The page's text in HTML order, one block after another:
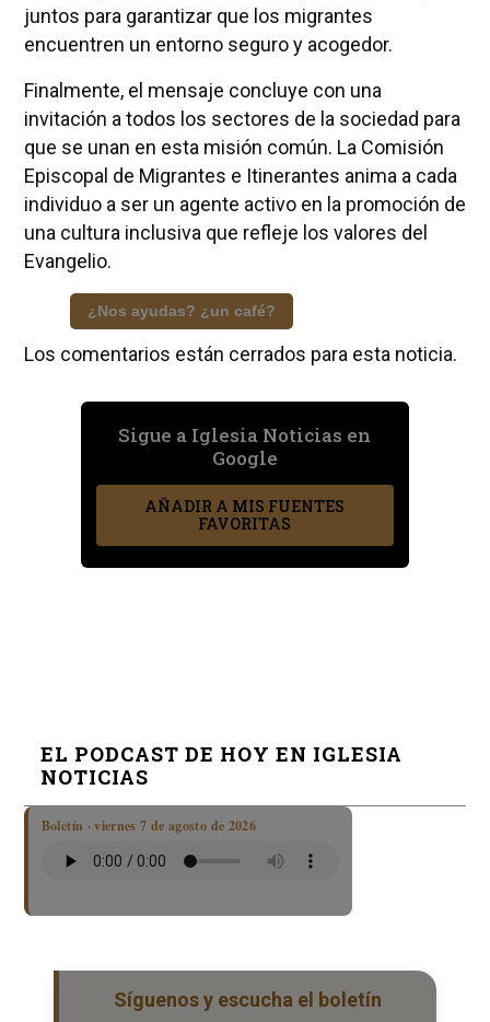
juntos para garantizar que los migrantes
encuentren un entorno seguro y acogedor.
Finalmente, el mensaje concluye con una
invitación a todos los sectores de la sociedad para
que se unan en esta misión común. La Comisión
Episcopal de Migrantes e Itinerantes anima a cada
individuo a ser un agente activo en la promoción de
una cultura inclusiva que refleje los valores del
Evangelio.
¿Nos ayudas? ¿un café?
Los comentarios están cerrados para esta noticia.
Sigue a Iglesia Noticias en
Google
AÑADIR A MIS FUENTES
FAVORITAS
EL PODCAST DE HOY EN IGLESIA
NOTICIAS
Boletín · viernes 7 de agosto de 2026
Síguenos y escucha el boletín